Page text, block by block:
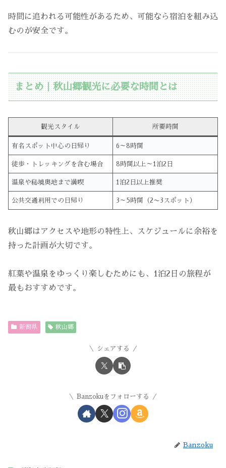
時間に追われる可能性があるため、可能なら宿泊を組み込
むのが安全です。
まとめ｜秋山郷観光に必要な時間とは
観光スタイル 所要時間
有名スポット中心の日帰り 6～8時間
徒歩・トレッキングを含む場合 8時間以上～1泊2日
温泉や秘境奥地まで満喫 1泊2日以上推奨
公共交通利用での日帰り 3～5時間（2〜3スポット）
秋山郷はアクセスや地形の特性上、スケジュールに余裕を
持った計画が大切です。
紅葉や温泉をゆっくり楽しむためにも、1泊2日の旅程が
最もおすすめです。
新潟県 秋山郷
シェアする
Banzokuをフォローする
Banzoku